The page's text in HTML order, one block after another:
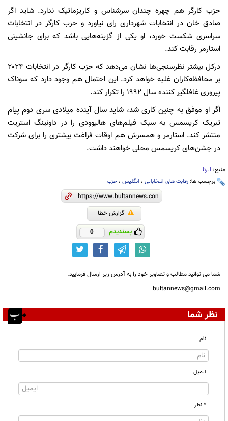
حزب کارگر هم چهره چندان سرشناس و کاریزماتیک ندارد. شاید اگر
صادق خان در انتخابات شهرداری رای نیاورد و حزب کارگر در انتخابات
سراسری شکست خورد، او یکی از گزینه‌هایی باشد که برای جانشینی
استارمر رقابت کند.
درکل بیشتر نظرسنجی‌ها نشان می‌دهد که حزب کارگر در انتخابات ۲۰۲۴
بر محافظه‌کاران غلبه خواهد کرد. این احتمال هم وجود دارد که سوناک
پیروزی غافلگیر کننده‌ سال ۱۹۹۲ را تکرار کند.
اگر او موفق به چنین کاری شد، شاید سال آینده میلادی سری دوم پیام
تبریک کریسمس به سبک فیلم‌های هالیوودی را در داونینگ استریت
منتشر کند. استارمر و همسرش هم اوقات فراغت بیشتری را برای شرکت
در جشن‌های کریسمس محلی خواهند داشت.
منبع: ایرنا
برچسب ها: رقابت های انتخاباتی ، انگلیس ، حزب
گزارش خطا
پسندیدم 0
شما می توانید مطالب و تصاویر خود را به آدرس زیر ارسال فرمایید.
bultannews@gmail.com
نظر شما
نام
ایمیل
* نظر